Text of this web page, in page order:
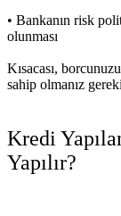
• Bankanın risk
olunması
Kısacası,
sahip olmanız
Kredi
Yapılır?